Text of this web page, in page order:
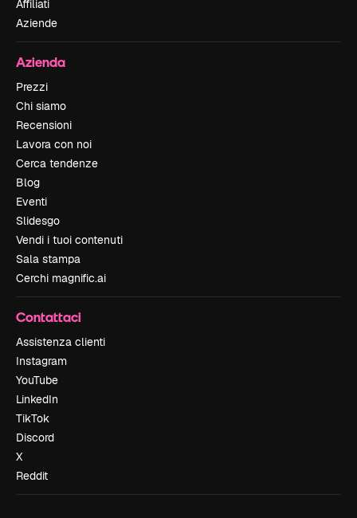
Affiliati
Aziende
Azienda
Prezzi
Chi siamo
Recensioni
Lavora con noi
Cerca tendenze
Blog
Eventi
Slidesgo
Vendi i tuoi contenuti
Sala stampa
Cerchi magnific.ai
Contattaci
Assistenza clienti
Instagram
YouTube
LinkedIn
TikTok
Discord
X
Reddit